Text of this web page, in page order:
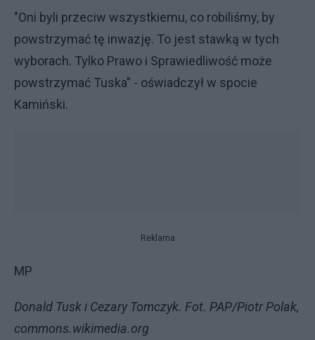
"Oni byli przeciw wszystkiemu, co robiliśmy, by
powstrzymać tę inwazję. To jest stawką w tych
wyborach. Tylko Prawo i Sprawiedliwość może
powstrzymać Tuska" - oświadczył w spocie
Kamiński.
Reklama
MP
Donald Tusk i Cezary Tomczyk. Fot. PAP/Piotr Polak,
commons.wikimedia.org